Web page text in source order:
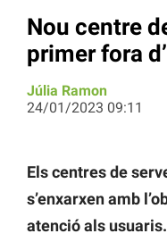
Nou centre
primer fora
Júlia Ramon
24/01/2023 09:11
Els centres de
s’enxarxen amb
atenció als